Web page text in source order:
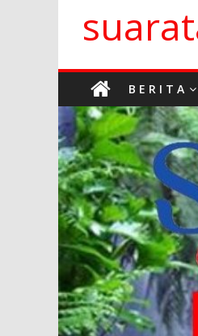
content
B E R I T A